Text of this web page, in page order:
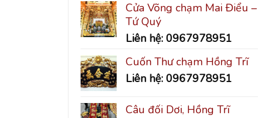
Cửa Võng chạm Mai Điểu –
Tứ Quý
Liên hệ: 0967978951
Cuốn Thư chạm Hồng Trĩ
Liên hệ: 0967978951
Câu đối Dơi, Hồng Trĩ